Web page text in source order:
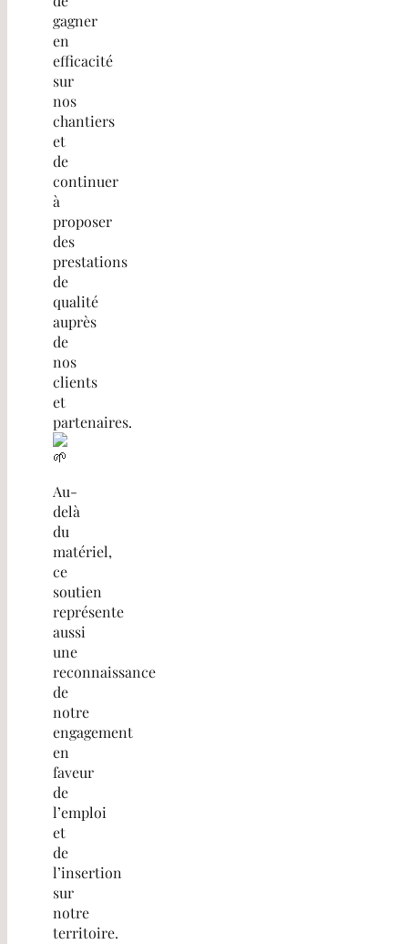
gagner
en
efficacité
sur
nos
chantiers
et
de
continuer
à
proposer
des
prestations
de
qualité
auprès
de
nos
clients
et
partenaires.
Au-
delà
du
matériel,
ce
soutien
représente
aussi
une
reconnaissance
de
notre
engagement
en
faveur
de
l’emploi
et
de
l’insertion
sur
notre
territoire.